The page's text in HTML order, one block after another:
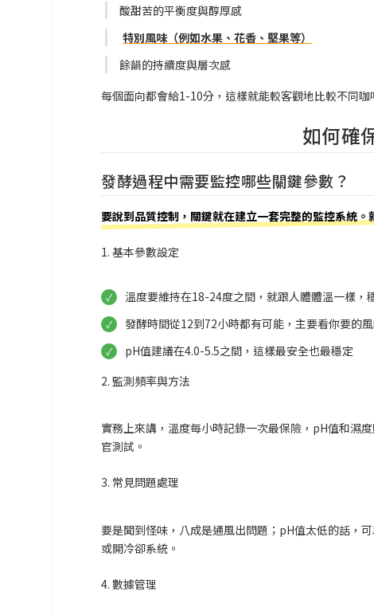
酸甜苦的平衡度與醇厚感
特別風味（例如水果、花香、堅果等）
餘韻的持續度與層次感
每個面向都會給1-10分，這樣就能較客觀地比較不同咖
如何確
發酵過程中需要監控哪些關鍵參數？
要說到品質控制，關鍵就在建立一套完整的監控系統
1. 基本參數設定
溫度要維持在18-24度之間，就跟人體體溫一樣，
發酵時間從12到72小時都有可能，主要看你要的
pH值建議在4.0-5.5之間，這樣最安全也最穩定
2. 監測頻率與方法
實務上來講，溫度每小時記錄一次最保險，pH值和濕
官測試。
3. 常見問題處理
要是聞到怪味，八成是通風出問題；pH值太低的話，
或開冷卻系統。
4. 數據管理